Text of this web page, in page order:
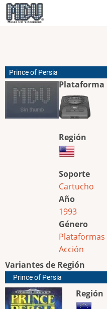
Pasar
al
Prince of Persia
Plataforma
Región
Soporte
Cartucho
Año
1993
Género
Plataformas
Acción
Variantes de Región
Prince of Persia
Región